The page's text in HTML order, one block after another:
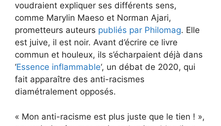
voudraient expliquer ses différents sens,
comme Marylin Maeso et Norman Ajari,
prometteurs auteurs publiés par Philomag. Elle
est juive, il est noir. Avant d’écrire ce livre
commun et houleux, ils s’écharpaient déjà dans
‘Essence inflammable‘, un débat de 2020, qui
fait apparaître des anti-racismes
diamétralement opposés.
« Mon anti-racisme est plus juste que le tien ! »,